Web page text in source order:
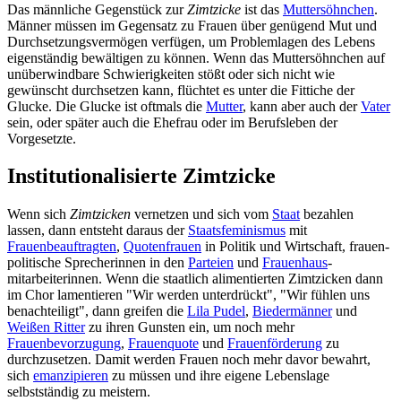
Das männliche Gegenstück zurZimtzicke ist das Muttersöhnchen.
Männer müssen im Gegensatz zu Frauen über genügend Mut und
Durch­setzungs­vermögen verfügen, um Problemlagen des Lebens
eigenständig bewältigen zu können. Wenn das Mutter­söhnchen auf
unüberwindbare Schwierigkeiten stößt oder sich nicht wie
gewünscht durchsetzen kann, flüchtet es unter die Fittiche der
Glucke. Die Glucke ist oftmals die Mutter, kann aber auch derVater
sein, oder später auch die Ehefrau oder im Berufsleben der
Vorgesetzte.
Institutionalisierte Zimtzicke
Wenn sich Zimtzicken vernetzen und sich vom Staat bezahlen
lassen, dann entsteht daraus der Staatsfeminismus mit
Frauenbeauftragten, Quotenfrauen in Politik und Wirtschaft, frauen­
politische Sprecherinnen in den Parteien und Frauenhaus­
mitarbeiterinnen. Wenn die staatlich alimentierten Zimtzicken dann
im Chor lamentieren "Wir werden unterdrückt", "Wir fühlen uns
benachteiligt", dann greifen die Lila Pudel, Biedermännerund
Weißen Ritterzu ihren Gunsten ein, um noch mehr
Frauenbevorzugung, Frauenquote und Frauenförderung zu
durchzusetzen. Damit werden Frauen noch mehr davor bewahrt,
sich emanzipieren zu müssen und ihre eigene Lebenslage
selbstständig zu meistern.